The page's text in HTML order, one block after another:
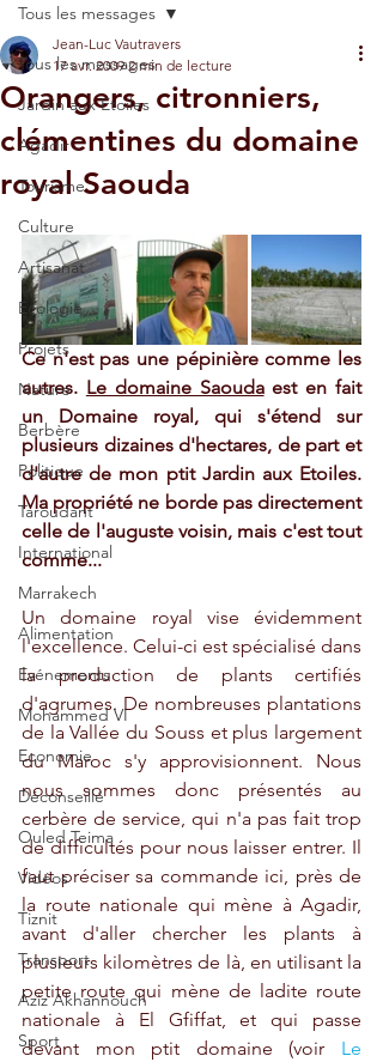
Tous les messages
Jardin aux Etoiles
Agadir
Tourisme
Culture
Artisanat
Ecologie
Projets
Nature
Berbère
Politique
Taroudant
International
Marrakech
Alimentation
Evénements
Mohammed VI
Economie
Déconseillé
Ouled Teima
Vidéos
Tiznit
Transport
Aziz Akhannouch
Sport
Tous les messages
Orangers, citronniers,
clémentines du domaine
royal Saouda
Jean-Luc Vautravers
17 avr. 2009 2 min de lecture
Ce n'est pas une pépinière comme les
autres. Le domaine Saouda est en fait
un Domaine royal, qui s'étend sur
plusieurs dizaines d'hectares, de part et
d'autre de mon ptit Jardin aux Etoiles.
Ma propriété ne borde pas directement
celle de l'auguste voisin, mais c'est tout
comme...
Un domaine royal vise évidemment
l'excellence. Celui-ci est spécialisé dans
la production de plants certifiés
d'agrumes. De nombreuses plantations
de la Vallée du Souss et plus largement
du Maroc s'y approvisionnent. Nous
nous sommes donc présentés au
cerbère de service, qui n'a pas fait trop
de difficultés pour nous laisser entrer. Il
faut préciser sa commande ici, près de
la route nationale qui mène à Agadir,
avant d'aller chercher les plants à
plusieurs kilomètres de là, en utilisant la
petite route qui mène de ladite route
nationale à El Gfiffat, et qui passe
devant mon ptit domaine (voir Le